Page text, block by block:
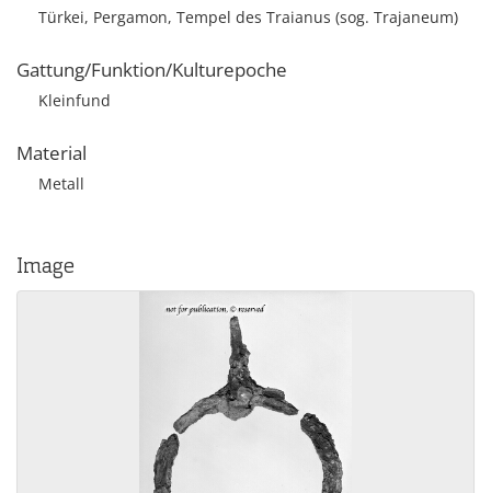
Türkei, Pergamon, Tempel des Traianus (sog. Trajaneum)
Gattung/Funktion/Kulturepoche
Kleinfund
Material
Metall
Image